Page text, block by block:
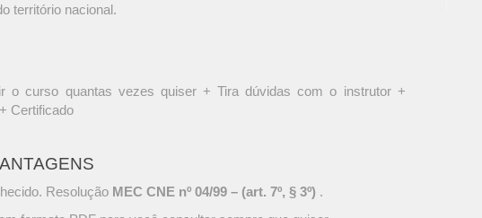
território nacional.
o curso quantas vezes quiser + Tira dúvidas com o instrutor +
Certificado
Resolução MEC CNE nº 04/99 – (art. 7º, § 3º) .